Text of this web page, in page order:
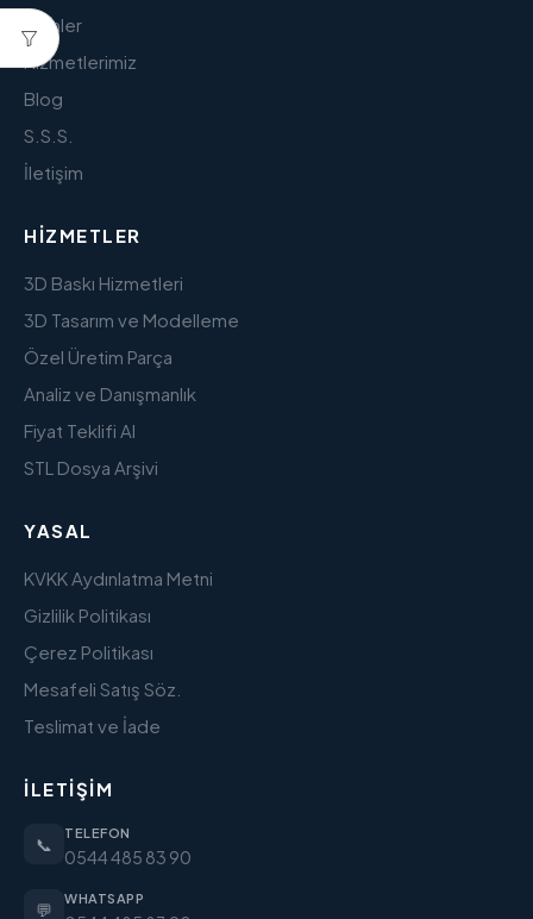
Ürünler
Hizmetlerimiz
Blog
S.S.S.
İletişim
HIZMETLER
3D Baskı Hizmetleri
3D Tasarım ve Modelleme
Özel Üretim Parça
Analiz ve Danışmanlık
Fiyat Teklifi Al
STL Dosya Arşivi
YASAL
KVKK Aydınlatma Metni
Gizlilik Politikası
Çerez Politikası
Mesafeli Satış Söz.
Teslimat ve İade
İLETIŞIM
📞
TELEFON
0544 485 83 90
💬
WHATSAPP